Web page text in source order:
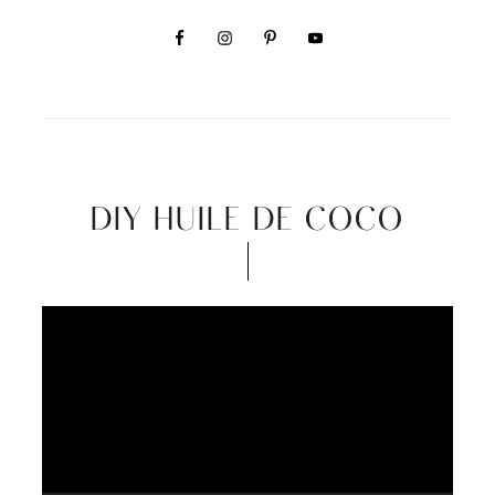
DIY HUILE DE COCO